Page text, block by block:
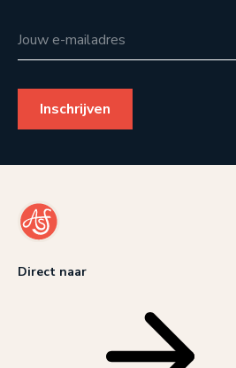
Jouw e-mailadres
Direct naar